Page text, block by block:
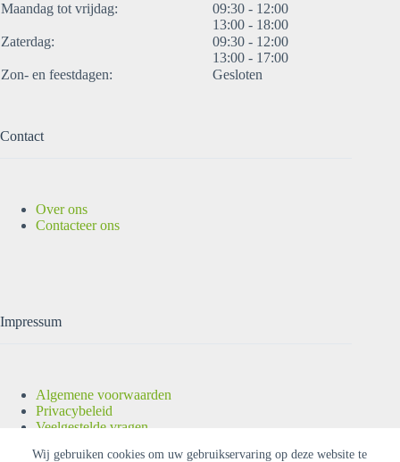
Wij gebruiken cookies om uw gebruikservaring op deze website te
Maandag tot vrijdag:
09:30 - 12:00
13:00 - 18:00
Zaterdag:
09:30 - 12:00
13:00 - 17:00
Zon- en feestdagen:
Gesloten
Contact
Over ons
Contacteer ons
Impressum
Algemene voorwaarden
Privacybeleid
Veelgestelde vragen